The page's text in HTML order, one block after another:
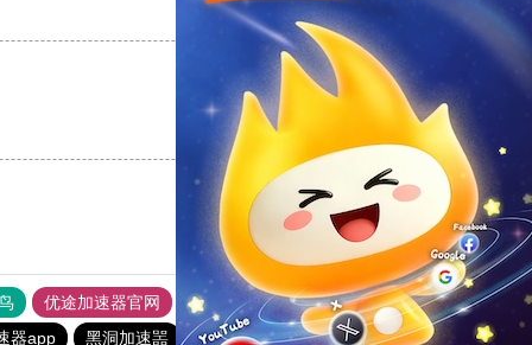
反对
反对[0]
优途加速器官网 风驰加速器 旋风加速器
八戒看书
器app
黑洞加速噐 ios加速器 黑豹加速器